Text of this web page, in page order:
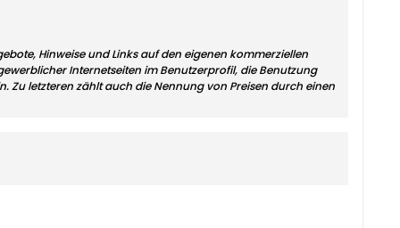
Hinweise und Links auf den eigenen kommerziellen
Internetseiten im Benutzerprofil, die Benutzung
Zu letzteren zählt auch die Nennung von Preisen durch einen